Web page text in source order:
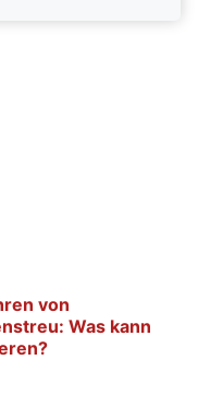
von
Was kann